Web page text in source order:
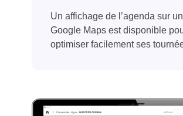
Un affichage de l’agenda sur
Google Maps est disponible
optimiser facilement ses